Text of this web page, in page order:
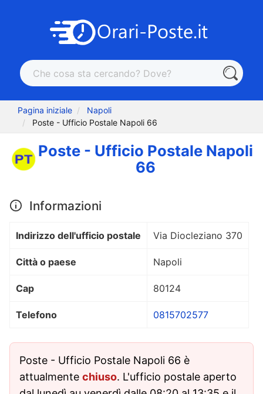
Pagina iniziale
Napoli
Poste - Ufficio Postale Napoli 66
Poste - Ufficio Postale Napoli
66
Informazioni
Indirizzo dell'ufficio postale Via Diocleziano 370
Città o paese Napoli
Cap 80124
Telefono 0815702577
Poste - Ufficio Postale Napoli 66 è
attualmente chiuso. L'ufficio postale aperto